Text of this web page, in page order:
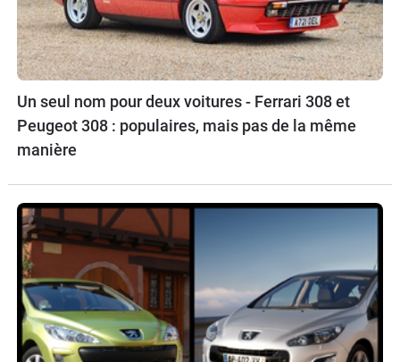
Un seul nom pour deux voitures - Ferrari 308 et
Peugeot 308 : populaires, mais pas de la même
manière